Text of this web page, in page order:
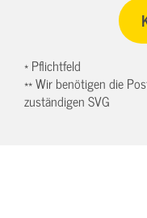
* Pflichtfeld
** Wir benötigen die
zuständigen SVG